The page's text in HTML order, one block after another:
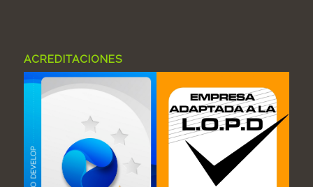
ACREDITACIONES